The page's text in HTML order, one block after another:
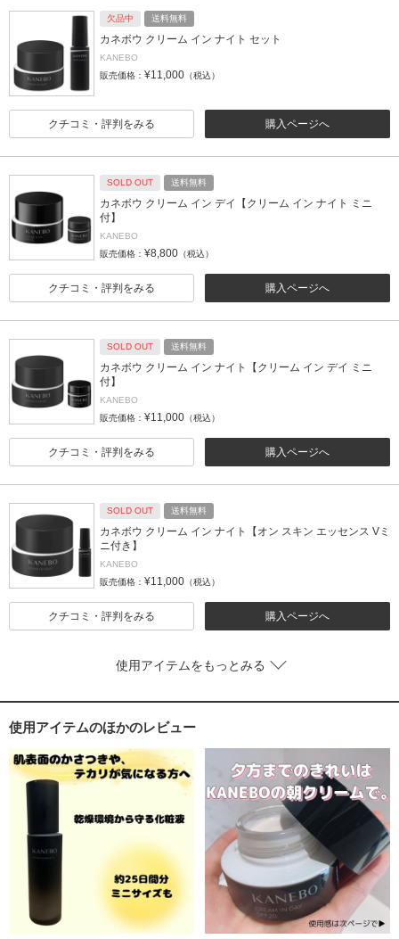
欠品中 送料無料
カネボウ クリーム イン ナイト セット
KANEBO
販売価格： ¥11,000 （税込）
購入ページへ
クチコミ・評判をみる
SOLD OUT 送料無料
カネボウ クリーム イン デイ【クリーム イン ナイト ミニ
付】
KANEBO
販売価格： ¥8,800 （税込）
購入ページへ
クチコミ・評判をみる
SOLD OUT 送料無料
カネボウ クリーム イン ナイト【クリーム イン デイ ミニ
付】
KANEBO
販売価格： ¥11,000 （税込）
購入ページへ
クチコミ・評判をみる
SOLD OUT 送料無料
カネボウ クリーム イン ナイト【オン スキン エッセンス Vミ
ニ付き】
KANEBO
販売価格： ¥11,000 （税込）
購入ページへ
クチコミ・評判をみる
使用アイテムをもっとみる
使用アイテムのほかのレビュー